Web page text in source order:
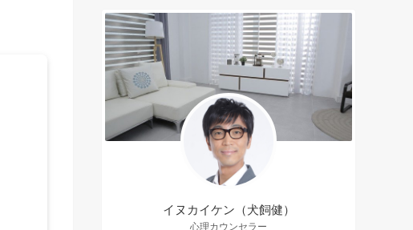
イヌカイケン（犬飼健）
心理カウンセラー